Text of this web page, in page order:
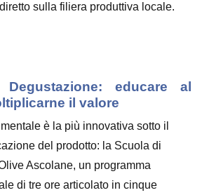
sulla filiera produttiva locale.
educare al
il valore
è la più innovativa sotto il
del prodotto: la Scuola di
Ascolane, un programma
di tre ore articolato in cinque